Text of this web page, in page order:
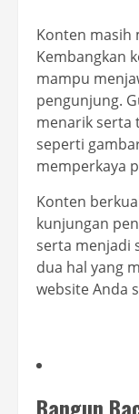
Konten masih
Kembangkan
mampu
pengunjung.
menarik serta
seperti
memperkaya
Konten
kunjungan
serta menjadi
dua hal yang
website Anda